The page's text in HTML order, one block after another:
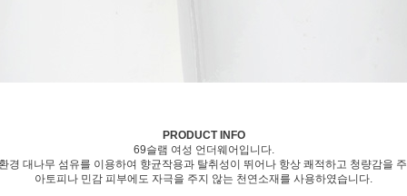
PRODUCT INFO
69슬램 여성 언더웨어입니다.
경 대나무 섬유를 이용하여 향균작용과 탈취성이 뛰어나 항상 쾌적하고 청량감을
아토피나 민감 피부에도 자극을 주지 않는 천연소재를 사용하였습니다.